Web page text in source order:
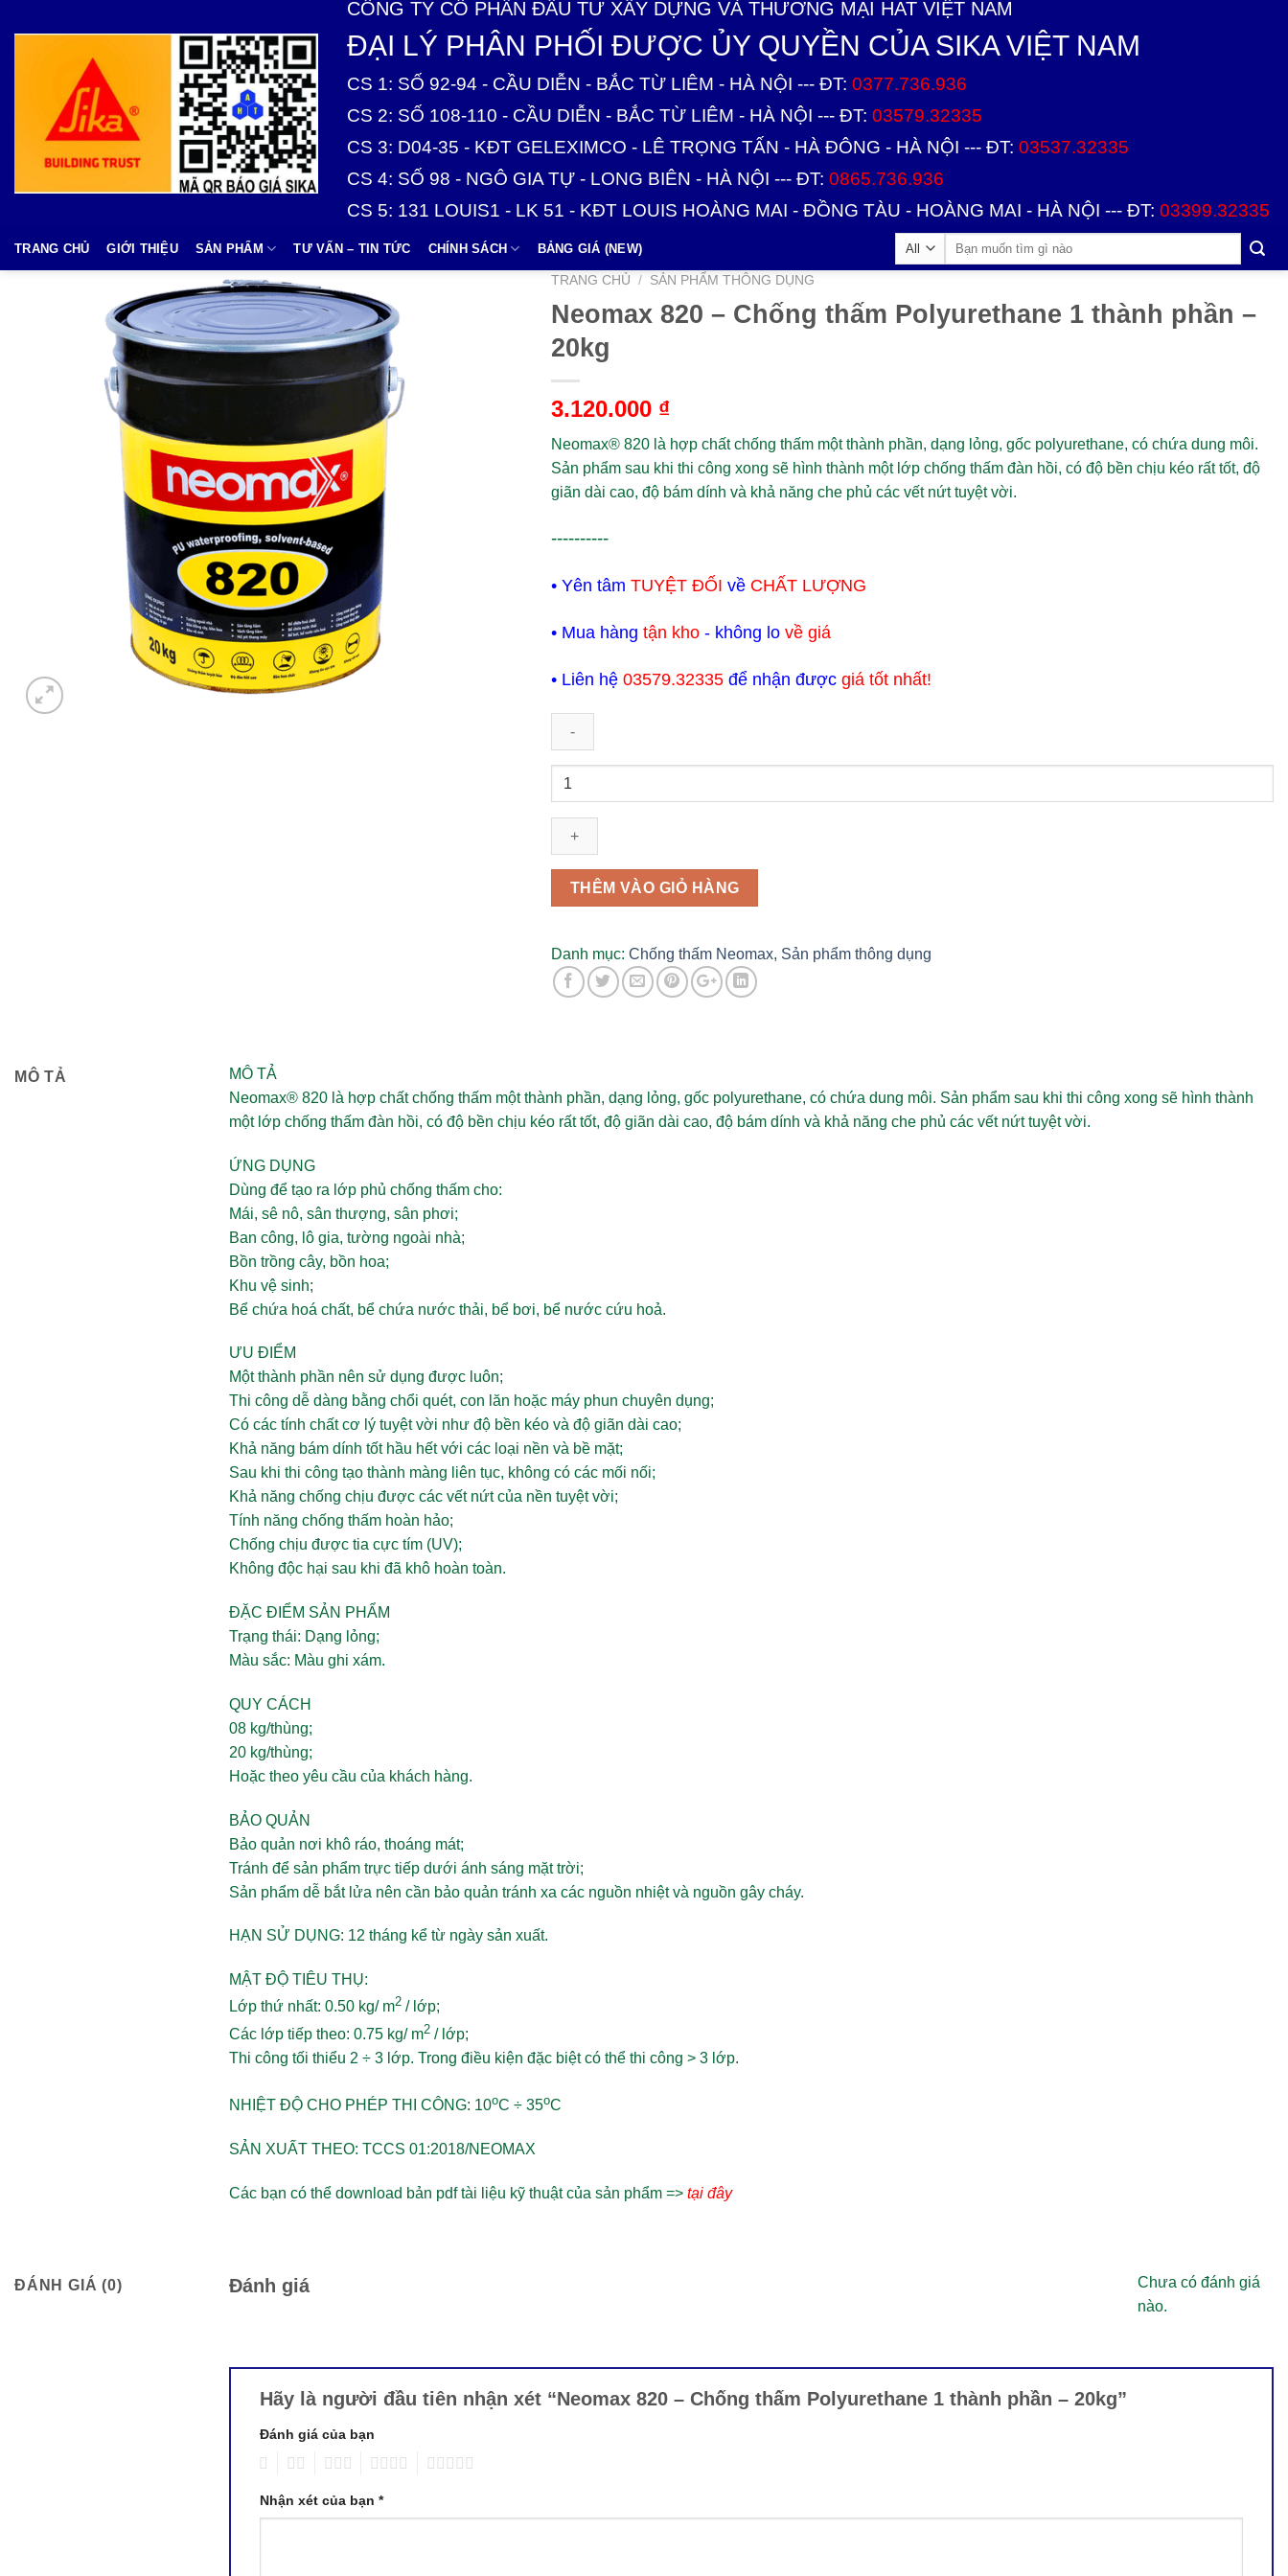
CÔNG TY CỔ PHẦN ĐẦU TƯ XÂY DỰNG VÀ THƯƠNG MẠI HAT VIỆT NAM
ĐẠI LÝ PHÂN PHỐI ĐƯỢC ỦY QUYỀN CỦA SIKA VIỆT NAM
CS 1: SỐ 92-94 - CẦU DIỄN - BẮC TỪ LIÊM - HÀ NỘI --- ĐT: 0377.736.936
CS 2: SỐ 108-110 - CẦU DIỄN - BẮC TỪ LIÊM - HÀ NỘI --- ĐT: 03579.32335
CS 3: D04-35 - KĐT GELEXIMCO - LÊ TRỌNG TẤN - HÀ ĐÔNG - HÀ NỘI --- ĐT: 03537.32335
CS 4: SỐ 98 - NGÔ GIA TỰ - LONG BIÊN - HÀ NỘI --- ĐT: 0865.736.936
CS 5: 131 LOUIS1 - LK 51 - KĐT LOUIS HOÀNG MAI - ĐỒNG TÀU - HOÀNG MAI - HÀ NỘI --- ĐT: 03399.32335
TRANG CHỦ GIỚI THIỆU SẢN PHẨM TƯ VẤN – TIN TỨC CHÍNH SÁCH BẢNG GIÁ (NEW)
TRANG CHỦ / SẢN PHẨM THÔNG DỤNG
Neomax 820 – Chống thấm Polyurethane 1 thành phần –
20kg
3.120.000 ₫
Neomax® 820 là hợp chất chống thấm một thành phần, dạng lỏng, gốc polyurethane, có chứa dung môi.
Sản phẩm sau khi thi công xong sẽ hình thành một lớp chống thấm đàn hồi, có độ bền chịu kéo rất tốt, độ
giãn dài cao, độ bám dính và khả năng che phủ các vết nứt tuyệt vời.
----------
• Yên tâm TUYỆT ĐỐI về CHẤT LƯỢNG
• Mua hàng tận kho - không lo về giá
• Liên hệ 03579.32335 để nhận được giá tốt nhất!
Neomax
-
Chống
Polyurethane
1
phần
-
20kg
THÊM VÀO GIỎ HÀNG
Danh mục: Chống thấm Neomax, Sản phẩm thông dụng
MÔ TẢ
MÔ TẢ
Neomax® 820 là hợp chất chống thấm một thành phần, dạng lỏng, gốc polyurethane, có chứa dung môi. Sản phẩm sau khi thi công xong sẽ hình thành
một lớp chống thấm đàn hồi, có độ bền chịu kéo rất tốt, độ giãn dài cao, độ bám dính và khả năng che phủ các vết nứt tuyệt vời.
ỨNG DỤNG
Dùng để tạo ra lớp phủ chống thấm cho:
Mái, sê nô, sân thượng, sân phơi;
Ban công, lô gia, tường ngoài nhà;
Bồn trồng cây, bồn hoa;
Khu vệ sinh;
Bể chứa hoá chất, bể chứa nước thải, bể bơi, bể nước cứu hoả.
ƯU ĐIỂM
Một thành phần nên sử dụng được luôn;
Thi công dễ dàng bằng chổi quét, con lăn hoặc máy phun chuyên dụng;
Có các tính chất cơ lý tuyệt vời như độ bền kéo và độ giãn dài cao;
Khả năng bám dính tốt hầu hết với các loại nền và bề mặt;
Sau khi thi công tạo thành màng liên tục, không có các mối nối;
Khả năng chống chịu được các vết nứt của nền tuyệt vời;
Tính năng chống thấm hoàn hảo;
Chống chịu được tia cực tím (UV);
Không độc hại sau khi đã khô hoàn toàn.
ĐẶC ĐIỂM SẢN PHẨM
Trạng thái: Dạng lỏng;
Màu sắc: Màu ghi xám.
QUY CÁCH
08 kg/thùng;
20 kg/thùng;
Hoặc theo yêu cầu của khách hàng.
BẢO QUẢN
Bảo quản nơi khô ráo, thoáng mát;
Tránh để sản phẩm trực tiếp dưới ánh sáng mặt trời;
Sản phẩm dễ bắt lửa nên cần bảo quản tránh xa các nguồn nhiệt và nguồn gây cháy.
HẠN SỬ DỤNG: 12 tháng kể từ ngày sản xuất.
MẬT ĐỘ TIÊU THỤ:
Lớp thứ nhất: 0.50 kg/ m2 / lớp;
Các lớp tiếp theo: 0.75 kg/ m2 / lớp;
Thi công tối thiểu 2 ÷ 3 lớp. Trong điều kiện đặc biệt có thể thi công > 3 lớp.
NHIỆT ĐỘ CHO PHÉP THI CÔNG: 10oC ÷ 35oC
SẢN XUẤT THEO: TCCS 01:2018/NEOMAX
Các bạn có thể download bản pdf tài liệu kỹ thuật của sản phẩm => tại đây
ĐÁNH GIÁ (0) Đánh giá
Chưa có đánh giá
nào.
Hãy là người đầu tiên nhận xét “Neomax 820 – Chống thấm Polyurethane 1 thành phần – 20kg”
Đánh giá của bạn
Nhận xét của bạn *